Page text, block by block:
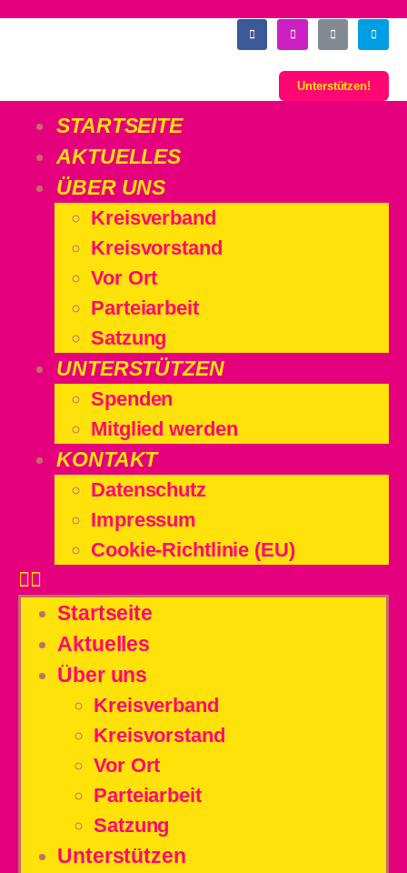
Unterstützen!
STARTSEITE
AKTUELLES
ÜBER UNS
Kreisverband
Kreisvorstand
Vor Ort
Parteiarbeit
Satzung
UNTERSTÜTZEN
Spenden
Mitglied werden
KONTAKT
Datenschutz
Impressum
Cookie-Richtlinie (EU)
Startseite
Aktuelles
Über uns
Kreisverband
Kreisvorstand
Vor Ort
Parteiarbeit
Satzung
Unterstützen